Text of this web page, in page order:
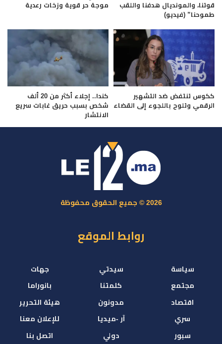
قوتنا، والمونديال هدفنا واللقب
طموحنا” (فيديو)
موجة حر قوية وزخات رعدية
ككوس تنتفض ضد التشهير
الرقمي وتلوح باللجوء إلى القضاء
كندا.. إجلاء أكثر من 20 ألف
شخص بسبب حريق غابات سريع
الانتشار
2026 © جميع الحقوق محفوظة
روابط الموقع
سياسة
مجتمع
اقتصاد
سري
سبور
سيدتي
كلمتنا
مدونون
آر -ميديا
دولي
جهات
بانوراما
هيئة التحرير
للإعلان معنا
اتصل بنا